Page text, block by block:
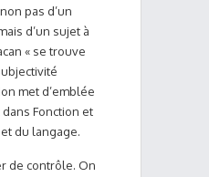
pas d’un
d’un sujet à
« se trouve
met d’emblée
dans Fonction et
du langage.
de contrôle. On